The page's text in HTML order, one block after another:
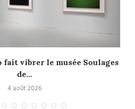
vibrer le musée Soulages
de...
4 août 2026